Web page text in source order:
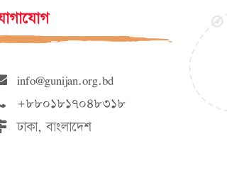
info@gunijan.org.bd
+৮৮০১৮১৭০৪৮৩১৮
ঢাকা, বাংলাদেশ